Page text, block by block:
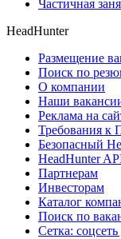
Частичная
HeadHunter
Размещение
Поиск по
О компании
Наши
Реклама на
Требования к
Безопасный
HeadHunter
Партнерам
Инвесторам
Каталог
Поиск по
Сетка: